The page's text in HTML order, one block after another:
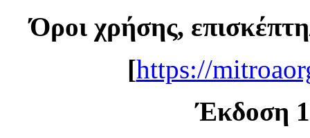
Όροι χρήσης,
[https://
Έκδοση